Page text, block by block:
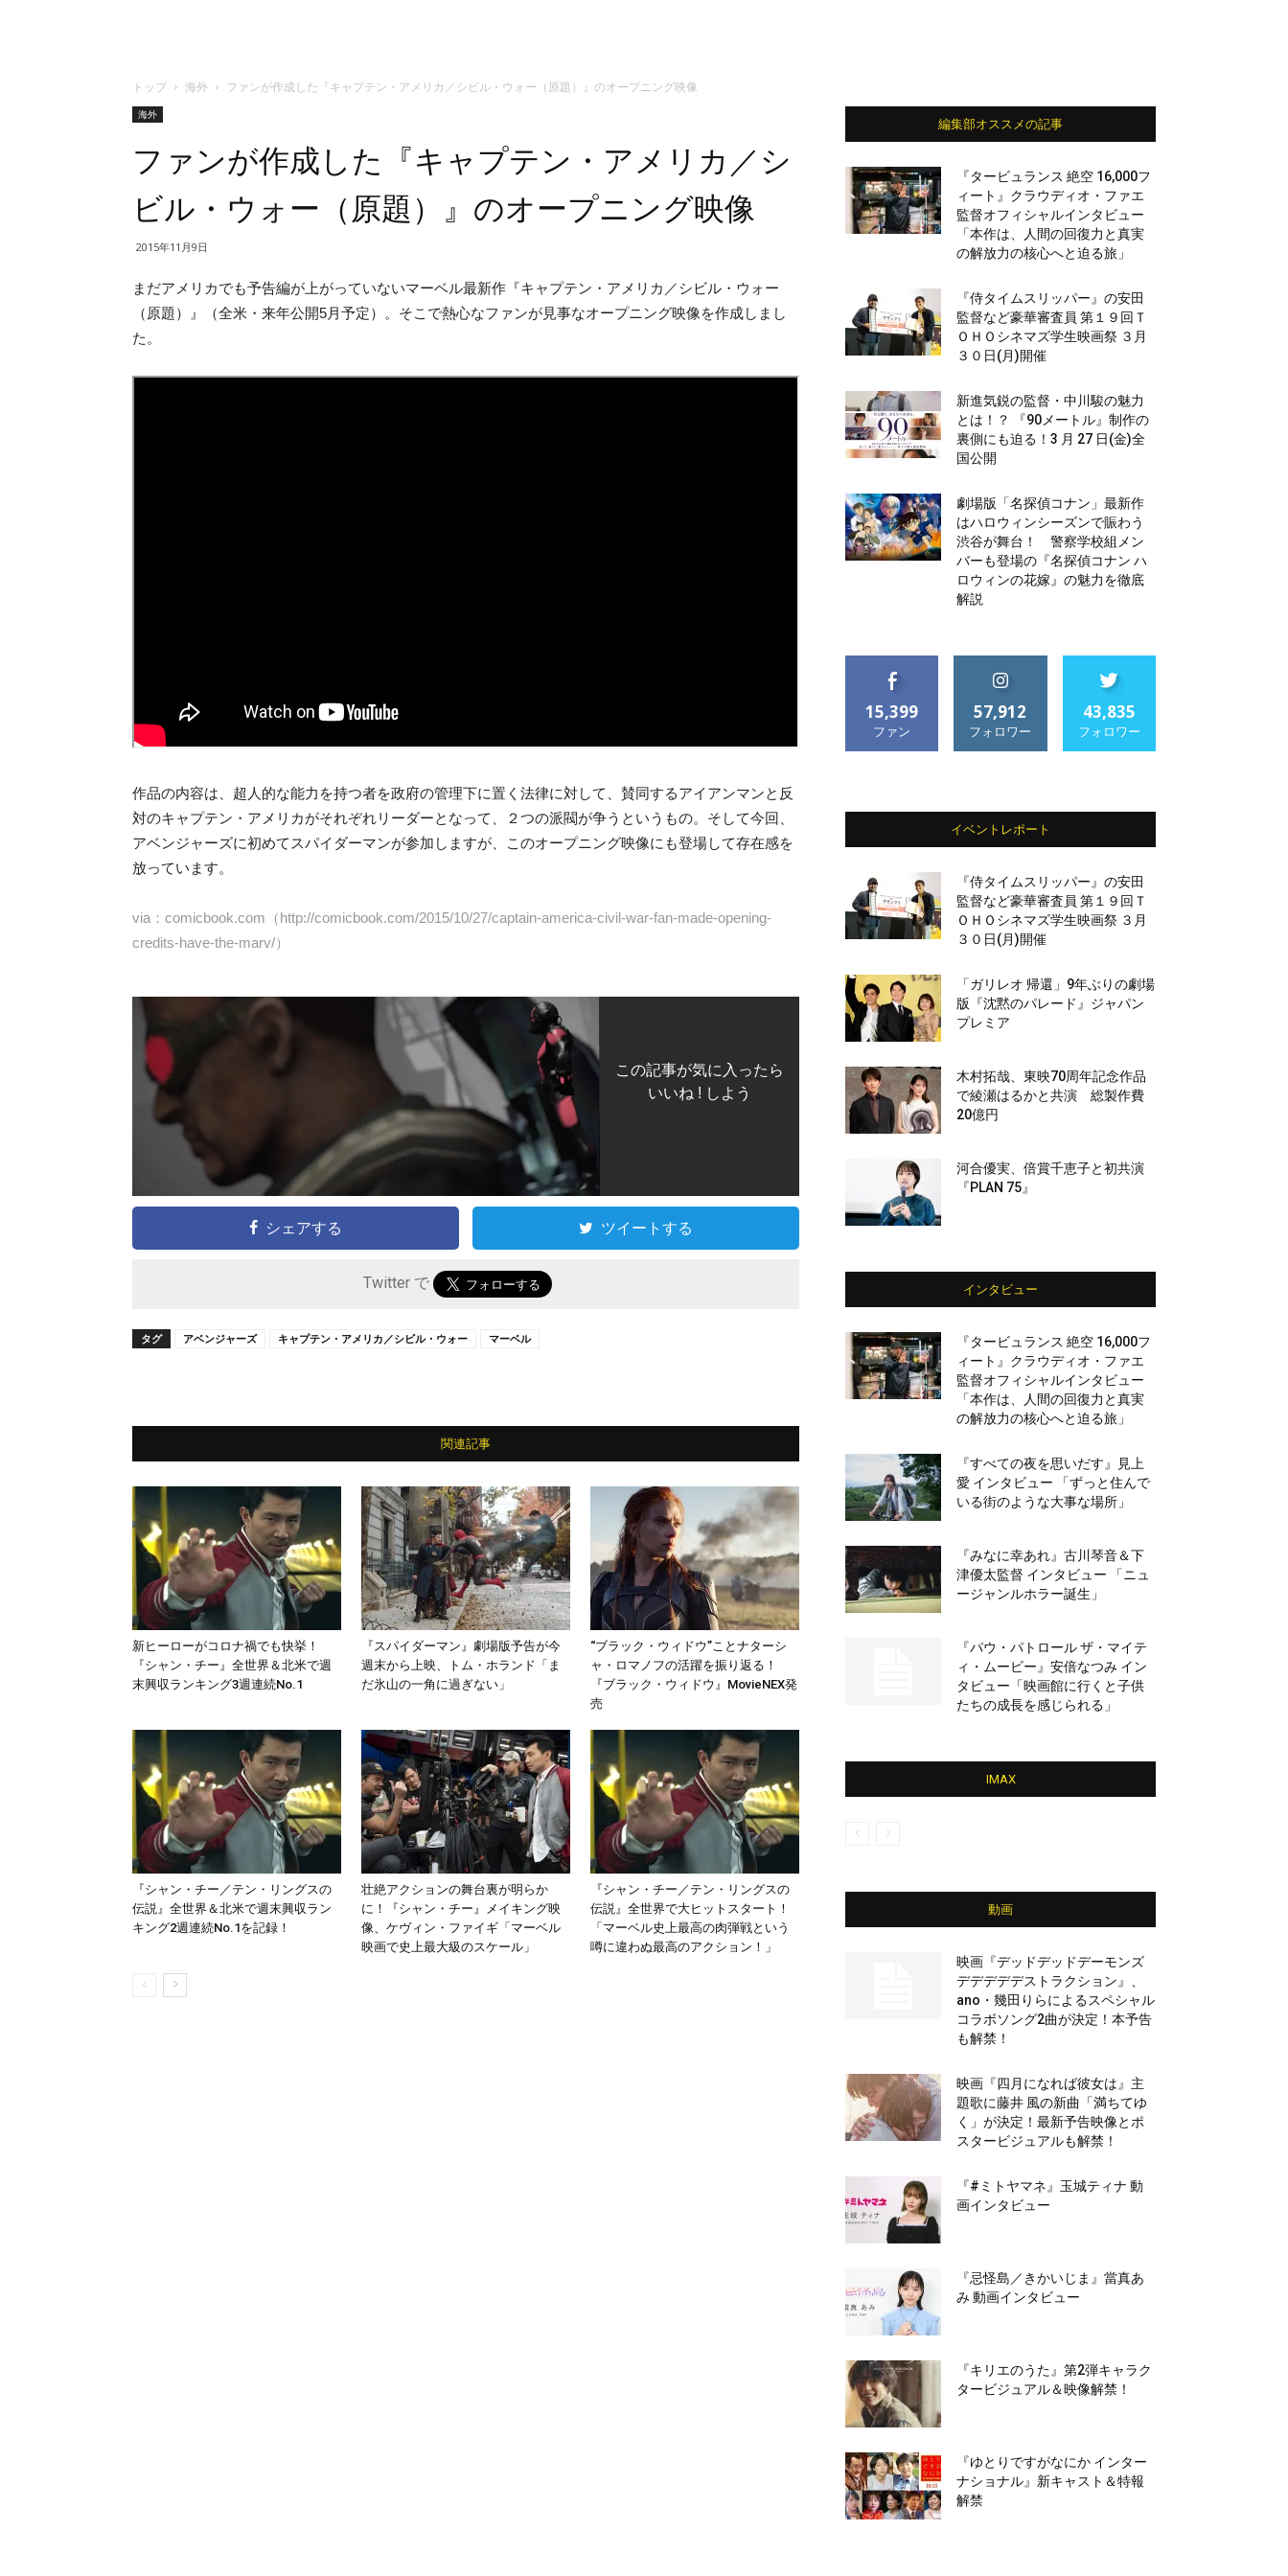
トップ 海外 ファンが作成した『キャプテン・アメリカ／シビル・ウォー（原題）』のオープニング映像
海外
ファンが作成した『キャプテン・アメリカ／シ
ビル・ウォー（原題）』のオープニング映像
2015年11月9日
まだアメリカでも予告編が上がっていないマーベル最新作『キャプテン・アメリカ／シビル・ウォー
（原題）』（全米・来年公開5月予定）。そこで熱心なファンが見事なオープニング映像を作成しまし
た。
作品の内容は、超人的な能力を持つ者を政府の管理下に置く法律に対して、賛同するアイアンマンと反
対のキャプテン・アメリカがそれぞれリーダーとなって、２つの派閥が争うというもの。そして今回、
アベンジャーズに初めてスパイダーマンが参加しますが、このオープニング映像にも登場して存在感を
放っています。
via：comicbook.com（http://comicbook.com/2015/10/27/captain-america-civil-war-fan-made-opening-
credits-have-the-marv/）
この記事が気に入ったら
いいね ! しよう
シェアする ツイートする
Twitter で
タグ アベンジャーズ キャプテン・アメリカ／シビル・ウォー マーベル
関連記事
新ヒーローがコロナ禍でも快挙！
『シャン・チー』全世界＆北米で週
末興収ランキング3週連続No.1
『スパイダーマン』劇場版予告が今
週末から上映、トム・ホランド「ま
だ氷山の一角に過ぎない」
“ブラック・ウィドウ”ことナターシ
ャ・ロマノフの活躍を振り返る！
『ブラック・ウィドウ』MovieNEX発
売
『シャン・チー／テン・リングスの
伝説』全世界＆北米で週末興収ラン
キング2週連続No.1を記録！
壮絶アクションの舞台裏が明らか
に！『シャン・チー』メイキング映
像、ケヴィン・ファイギ「マーベル
映画で史上最大級のスケール」
『シャン・チー／テン・リングスの
伝説』全世界で大ヒットスタート！
「マーベル史上最高の肉弾戦という
噂に違わぬ最高のアクション！」
編集部オススメの記事
『タービュランス 絶空 16,000フ
ィート』クラウディオ・ファエ
監督オフィシャルインタビュー
「本作は、人間の回復力と真実
の解放力の核心へと迫る旅」
『侍タイムスリッパー』の安田
監督など豪華審査員 第１９回Ｔ
ＯＨＯシネマズ学生映画祭 ３月
３０日(月)開催
新進気鋭の監督・中川駿の魅力
とは！？ 『90メートル』制作の
裏側にも迫る！3 月 27 日(金)全
国公開
劇場版「名探偵コナン」最新作
はハロウィンシーズンで賑わう
渋谷が舞台！ 警察学校組メン
バーも登場の『名探偵コナン ハ
ロウィンの花嫁』の魅力を徹底
解説
15,399
ファン
57,912
フォロワー
43,835
フォロワー
イベントレポート
『侍タイムスリッパー』の安田
監督など豪華審査員 第１９回Ｔ
ＯＨＯシネマズ学生映画祭 ３月
３０日(月)開催
「ガリレオ 帰還」9年ぶりの劇場
版『沈黙のパレード』ジャパン
プレミア
木村拓哉、東映70周年記念作品
で綾瀬はるかと共演 総製作費
20億円
河合優実、倍賞千恵子と初共演
『PLAN 75』
インタビュー
『タービュランス 絶空 16,000フ
ィート』クラウディオ・ファエ
監督オフィシャルインタビュー
「本作は、人間の回復力と真実
の解放力の核心へと迫る旅」
『すべての夜を思いだす』見上
愛 インタビュー 「ずっと住んで
いる街のような大事な場所」
『みなに幸あれ』古川琴音＆下
津優太監督 インタビュー 「ニュ
ージャンルホラー誕生」
『パウ・パトロール ザ・マイテ
ィ・ムービー』安倍なつみ イン
タビュー「映画館に行くと子供
たちの成長を感じられる」
IMAX
動画
映画『デッドデッドデーモンズ
デデデデデストラクション』、
ano・幾田りらによるスペシャル
コラボソング2曲が決定！本予告
も解禁！
映画『四月になれば彼女は』主
題歌に藤井 風の新曲「満ちてゆ
く」が決定！最新予告映像とポ
スタービジュアルも解禁！
『#ミトヤマネ』玉城ティナ 動
画インタビュー
『忌怪島／きかいじま』當真あ
み 動画インタビュー
『キリエのうた』第2弾キャラク
タービジュアル＆映像解禁！
『ゆとりですがなにか インター
ナショナル』新キャスト＆特報
解禁